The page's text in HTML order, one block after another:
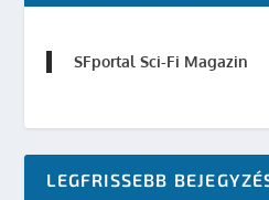
SFportal Sci-Fi Magazin
LEGFRISSEBB